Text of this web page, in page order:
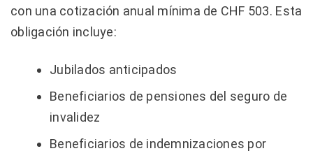
con una cotización anual mínima de CHF 503. Esta
obligación incluye:
Jubilados anticipados
Beneficiarios de pensiones del seguro de
invalidez
Beneficiarios de indemnizaciones por